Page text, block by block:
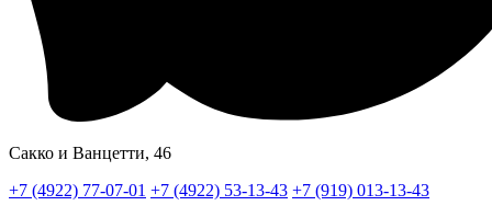
Сакко и Ванцетти, 46
+7 (4922) 77-07-01 +7 (4922) 53-13-43 +7 (919) 013-13-43